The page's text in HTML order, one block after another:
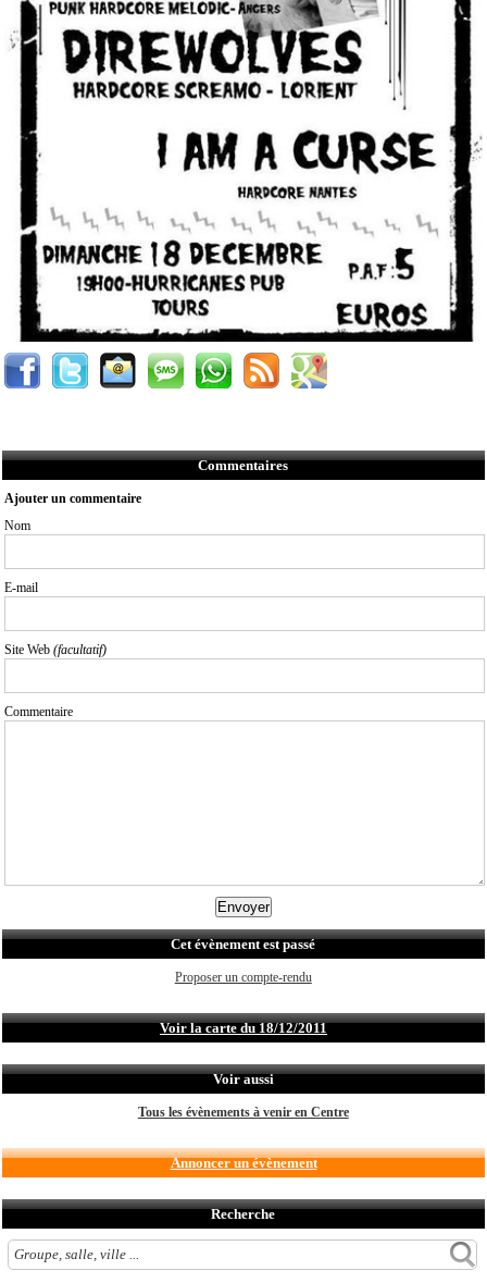
Commentaires
Ajouter un commentaire
Nom
E-mail
Site Web (facultatif)
Commentaire
Cet évènement est passé
Proposer un compte-rendu
Voir la carte du 18/12/2011
Voir aussi
Tous les évènements à venir en Centre
Annoncer un évènement
Recherche